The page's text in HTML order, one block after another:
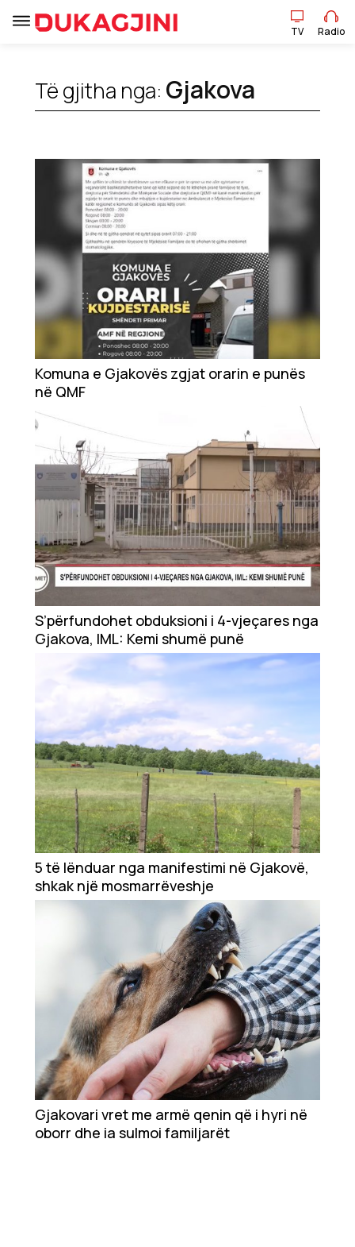
Lajme
Pikëpamje
Art Jete
Kulturë
Showbiz
Ekonomi
Teknologji
Udhëtime
DuVideo
TV Radio
Të gjitha nga: Gjakova
Komuna e Gjakovës zgjat orarin e punës
në QMF
S’përfundohet obduksioni i 4-vjeçares nga
Gjakova, IML: Kemi shumë punë
5 të lënduar nga manifestimi në Gjakovë,
shkak një mosmarrëveshje
Gjakovari vret me armë qenin që i hyri në
oborr dhe ia sulmoi familjarët